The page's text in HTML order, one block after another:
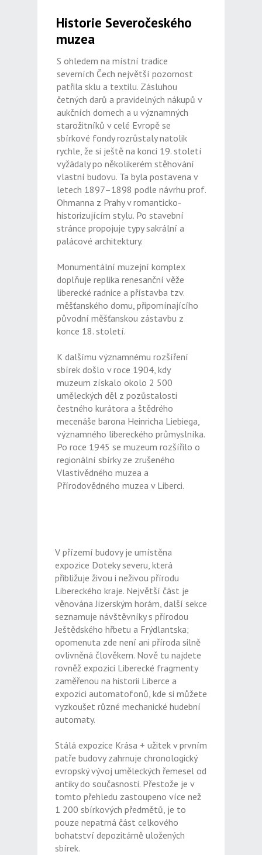
Historie Severočeského
muzea
S ohledem na místní tradice
severních Čech největší pozornost
patřila sklu a textilu. Zásluhou
četných darů a pravidelných nákupů v
aukčních domech a u významných
starožitníků v celé Evropě se
sbírkové fondy rozrůstaly natolik
rychle, že si ještě na konci 19. století
vyžádaly po několikerém stěhování
vlastní budovu. Ta byla postavena v
letech 1897–1898 podle návrhu prof.
Ohmanna z Prahy v romanticko-
historizujícím stylu. Po stavební
stránce propojuje typy sakrální a
palácové architektury.
Monumentální muzejní komplex
doplňuje replika renesanční věže
liberecké radnice a přístavba tzv.
měšťanského domu, připomínajícího
původní měšťanskou zástavbu z
konce 18. století.
K dalšímu významnému rozšíření
sbírek došlo v roce 1904, kdy
muzeum získalo okolo 2 500
uměleckých děl z pozůstalosti
čestného kurátora a štědrého
mecenáše barona Heinricha Liebiega,
významného libereckého průmyslníka.
Po roce 1945 se muzeum rozšířilo o
regionální sbírky ze zrušeného
Vlastivědného muzea a
Přírodovědného muzea v Liberci.
V přízemí budovy je umístěna
expozice Doteky severu, která
přibližuje živou i neživou přírodu
Libereckého kraje. Největší část je
věnována Jizerským horám, další sekce
seznamuje návštěvníky s přírodou
Ještědského hřbetu a Frýdlantska;
opomenuta zde není ani příroda silně
ovlivněná člověkem. Nově tu najdete
rovněž expozici Liberecké fragmenty
zaměřenou na historii Liberce a
expozici automatofonů, kde si můžete
vyzkoušet různé mechanické hudební
automaty.
Stálá expozice Krása + užitek v prvním
patře budovy zahrnuje chronologický
evropský vývoj uměleckých řemesel od
antiky do současnosti. Přestože je v
tomto přehledu zastoupeno více než
1 200 sbírkových předmětů, je to
pouze nepatrná část celkového
bohatství depozitárně uložených
sbírek.